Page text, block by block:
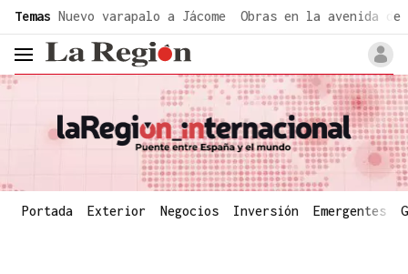
Temas Nuevo varapalo a Jácome Obras en la avenida de
header.menu.open
Portada Exterior Negocios Inversión Emergentes